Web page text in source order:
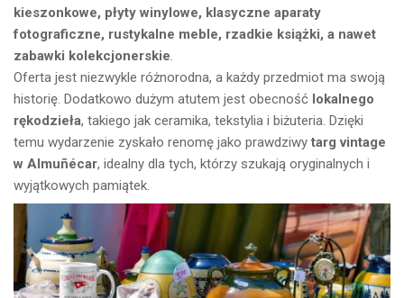
kieszonkowe, płyty winylowe, klasyczne aparaty
fotograficzne, rustykalne meble, rzadkie książki, a nawet
zabawki kolekcjonerskie
Oferta jest niezwykle różnorodna, a każdy przedmiot ma swoją
historię. Dodatkowo dużym atutem jest obecność lokalnego
rękodzieła, takiego jak ceramika, tekstylia i biżuteria. Dzięki
temu wydarzenie zyskało renomę jako prawdziwy targ vintage
w Almuñécar, idealny dla tych, którzy szukają oryginalnych i
wyjątkowych pamiątek.